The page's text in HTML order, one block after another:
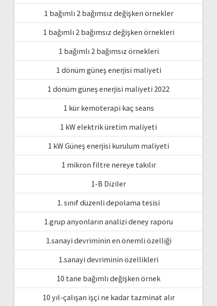
1 bağımlı 2 bağımsız değişken örnekler
1 bağımlı 2 bağımsız değişken örnekleri
1 bağımlı 2 bağımsız örnekleri
1 dönüm güneş enerjisi maliyeti
1 dönüm güneş enerjisi maliyeti 2022
1 kür kemoterapi kaç seans
1 kW elektrik üretim maliyeti
1 kW Güneş enerjisi kurulum maliyeti
1 mikron filtre nereye takılır
1-B Diziler
1. sınıf düzenli depolama tesisi
1.grup anyonların analizi deney raporu
1.sanayi devriminin en önemli özelliği
1.sanayi devriminin özellikleri
10 tane bağımlı değişken örnek
10 yıl-çalışan işçi ne kadar tazminat alır